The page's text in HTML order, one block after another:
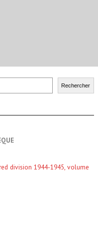
Rechercher
division 1944-1945, volume